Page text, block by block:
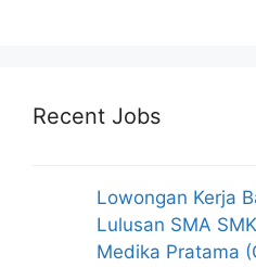
Recent Jobs
Lowongan Kerja
Lulusan SMA
Medika Pratama